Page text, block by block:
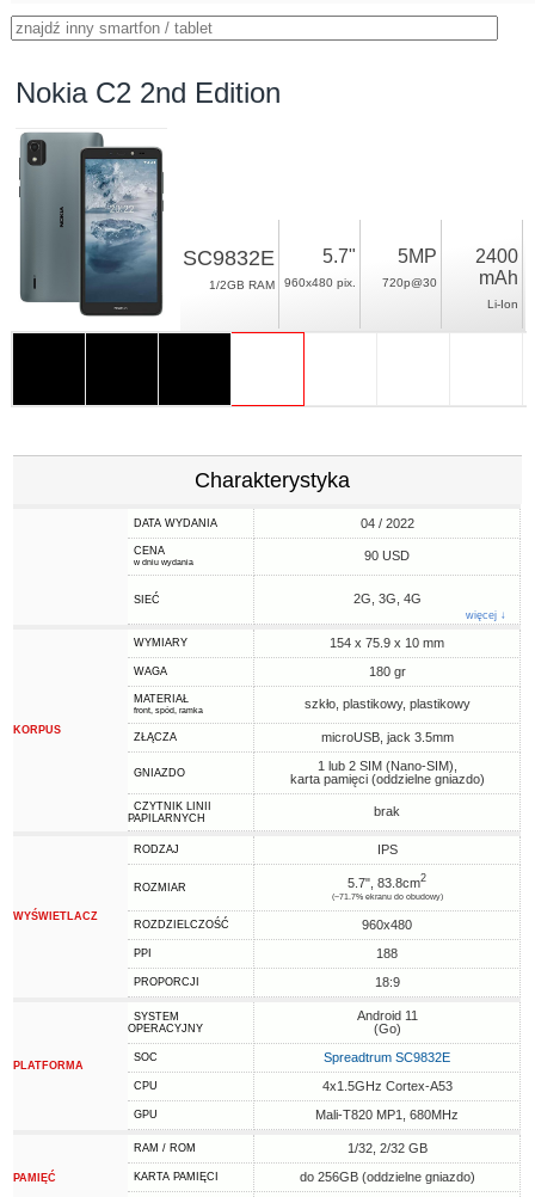
Nokia C2 2nd Edition
SC9832E
1/2GB RAM
5.7"
960x480 pix.
5MP
720p@30
2400
mAh
Li-Ion
Charakterystyka
DATA WYDANIA 04 / 2022
CENA
w dniu wydania 90 USD
SIEĆ 2G, 3G, 4G
więcej ↓
KORPUS
WYMIARY 154 x 75.9 x 10 mm
WAGA 180 gr
MATERIAŁ
front, spód, ramka szkło, plastikowy, plastikowy
ZŁĄCZA microUSB, jack 3.5mm
GNIAZDO
1 lub 2 SIM (Nano-SIM),
karta pamięci (oddzielne gniazdo)
CZYTNIK LINII
PAPILARNYCH
brak
WYŚWIETLACZ
RODZAJ IPS
ROZMIAR 5.7", 83.8cm2
(~71.7% ekranu do obudowy)
ROZDZIELCZOŚĆ 960x480
PPI 188
PROPORCJI 18:9
PLATFORMA
SYSTEM
OPERACYJNY
Android 11
(Go)
SOC Spreadtrum SC9832E
CPU 4x1.5GHz Cortex-A53
GPU Mali-T820 MP1, 680MHz
PAMIĘĆ
RAM / ROM 1/32, 2/32 GB
KARTA PAMIĘCI do 256GB (oddzielne gniazdo)